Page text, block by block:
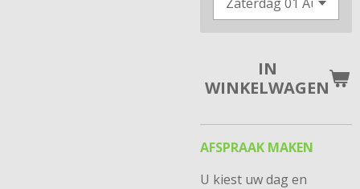
IN
WINKELWAGEN
AFSPRAAK MAKEN
U kiest uw dag en